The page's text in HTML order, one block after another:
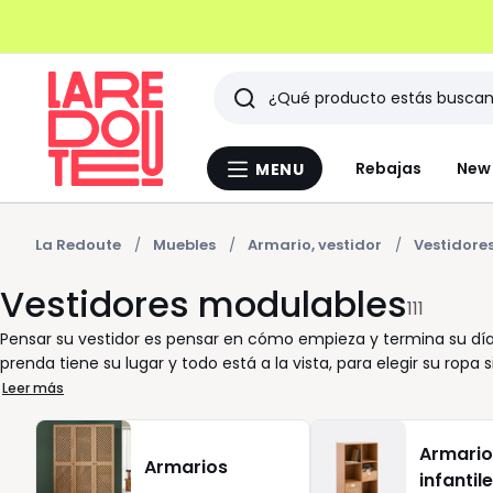
Menu
MENU Rebajas
Buscar
Últimos
artículos
vistos
La Redoute Muebles Armario, vestidor
Vestidores modulables111
Pensar su vestidor es pensar en cómo empieza y termina su
prenda tiene su lugar y todo está a la vista, para elegir su ropa
aporta calma. El sistema modular permite crear un conjunto
En madera, en tonos claros u oscuro, incluso con acabados
Estos armarios están pensados para un uso diario cómodo y
la entrega se adapta a su ritmo. En esta página encontrará
Leer más
Armarios